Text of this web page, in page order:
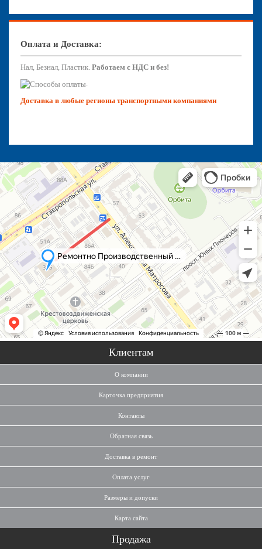
Оплата и Доставка:
Нал, Безнал, Пластик. Работаем с НДС и без!
.
Доставка в любые регионы транспортными компаниями
Клиентам
О компании
Карточка предприятия
Контакты
Обратная связь
Доставка в ремонт
Оплата услуг
Размеры и допуски
Карта сайта
Продажа